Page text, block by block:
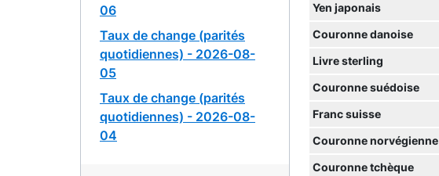
06
Taux de change (parités
quotidiennes) - 2026-08-
05
Taux de change (parités
quotidiennes) - 2026-08-
04
Yen japonais
Couronne danoise
Livre sterling
Couronne suédoise
Franc suisse
Couronne norvégienne
Couronne tchèque